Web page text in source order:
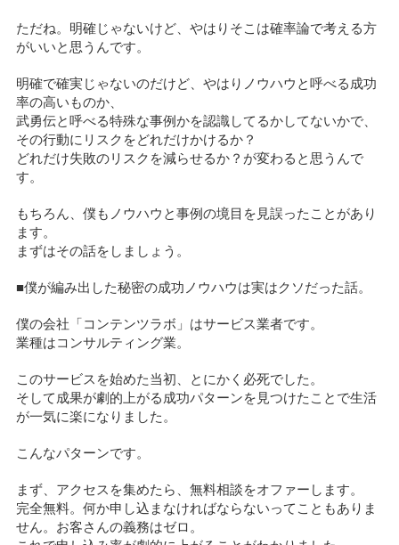
ただね。明確じゃないけど、やはりそこは確率論で考える方
がいいと思うんです。
明確で確実じゃないのだけど、やはりノウハウと呼べる成功
率の高いものか、
武勇伝と呼べる特殊な事例かを認識してるかしてないかで、
その行動にリスクをどれだけかけるか？
どれだけ失敗のリスクを減らせるか？が変わると思うんで
す。
もちろん、僕もノウハウと事例の境目を見誤ったことがあり
ます。
まずはその話をしましょう。
■僕が編み出した秘密の成功ノウハウは実はクソだった話。
僕の会社「コンテンツラボ」はサービス業者です。
業種はコンサルティング業。
このサービスを始めた当初、とにかく必死でした。
そして成果が劇的上がる成功パターンを見つけたことで生活
が一気に楽になりました。
こんなパターンです。
まず、アクセスを集めたら、無料相談をオファーします。
完全無料。何か申し込まなければならないってこともありま
せん。お客さんの義務はゼロ。